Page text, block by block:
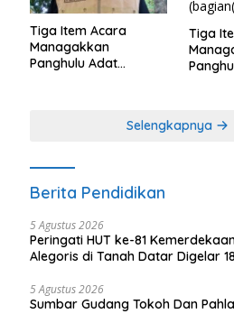
Tiga Item Acara
Managakkan
Panghulu Adat
Tiga
Selengkapnya
Berita Pendidikan
5 Agustus 2026
Peringati HUT ke-81
Alegoris di Tanah Datar Digelar
5 Agustus 2026
Sumbar Gudang Tokoh Dan